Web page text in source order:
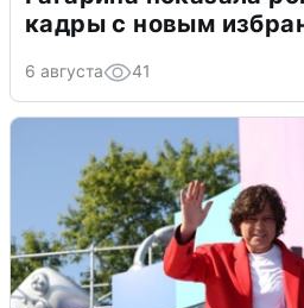
кадры с новым
6 августа 41